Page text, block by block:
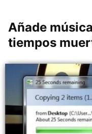
Añade
tiempos